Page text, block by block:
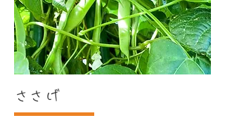
​ささげ